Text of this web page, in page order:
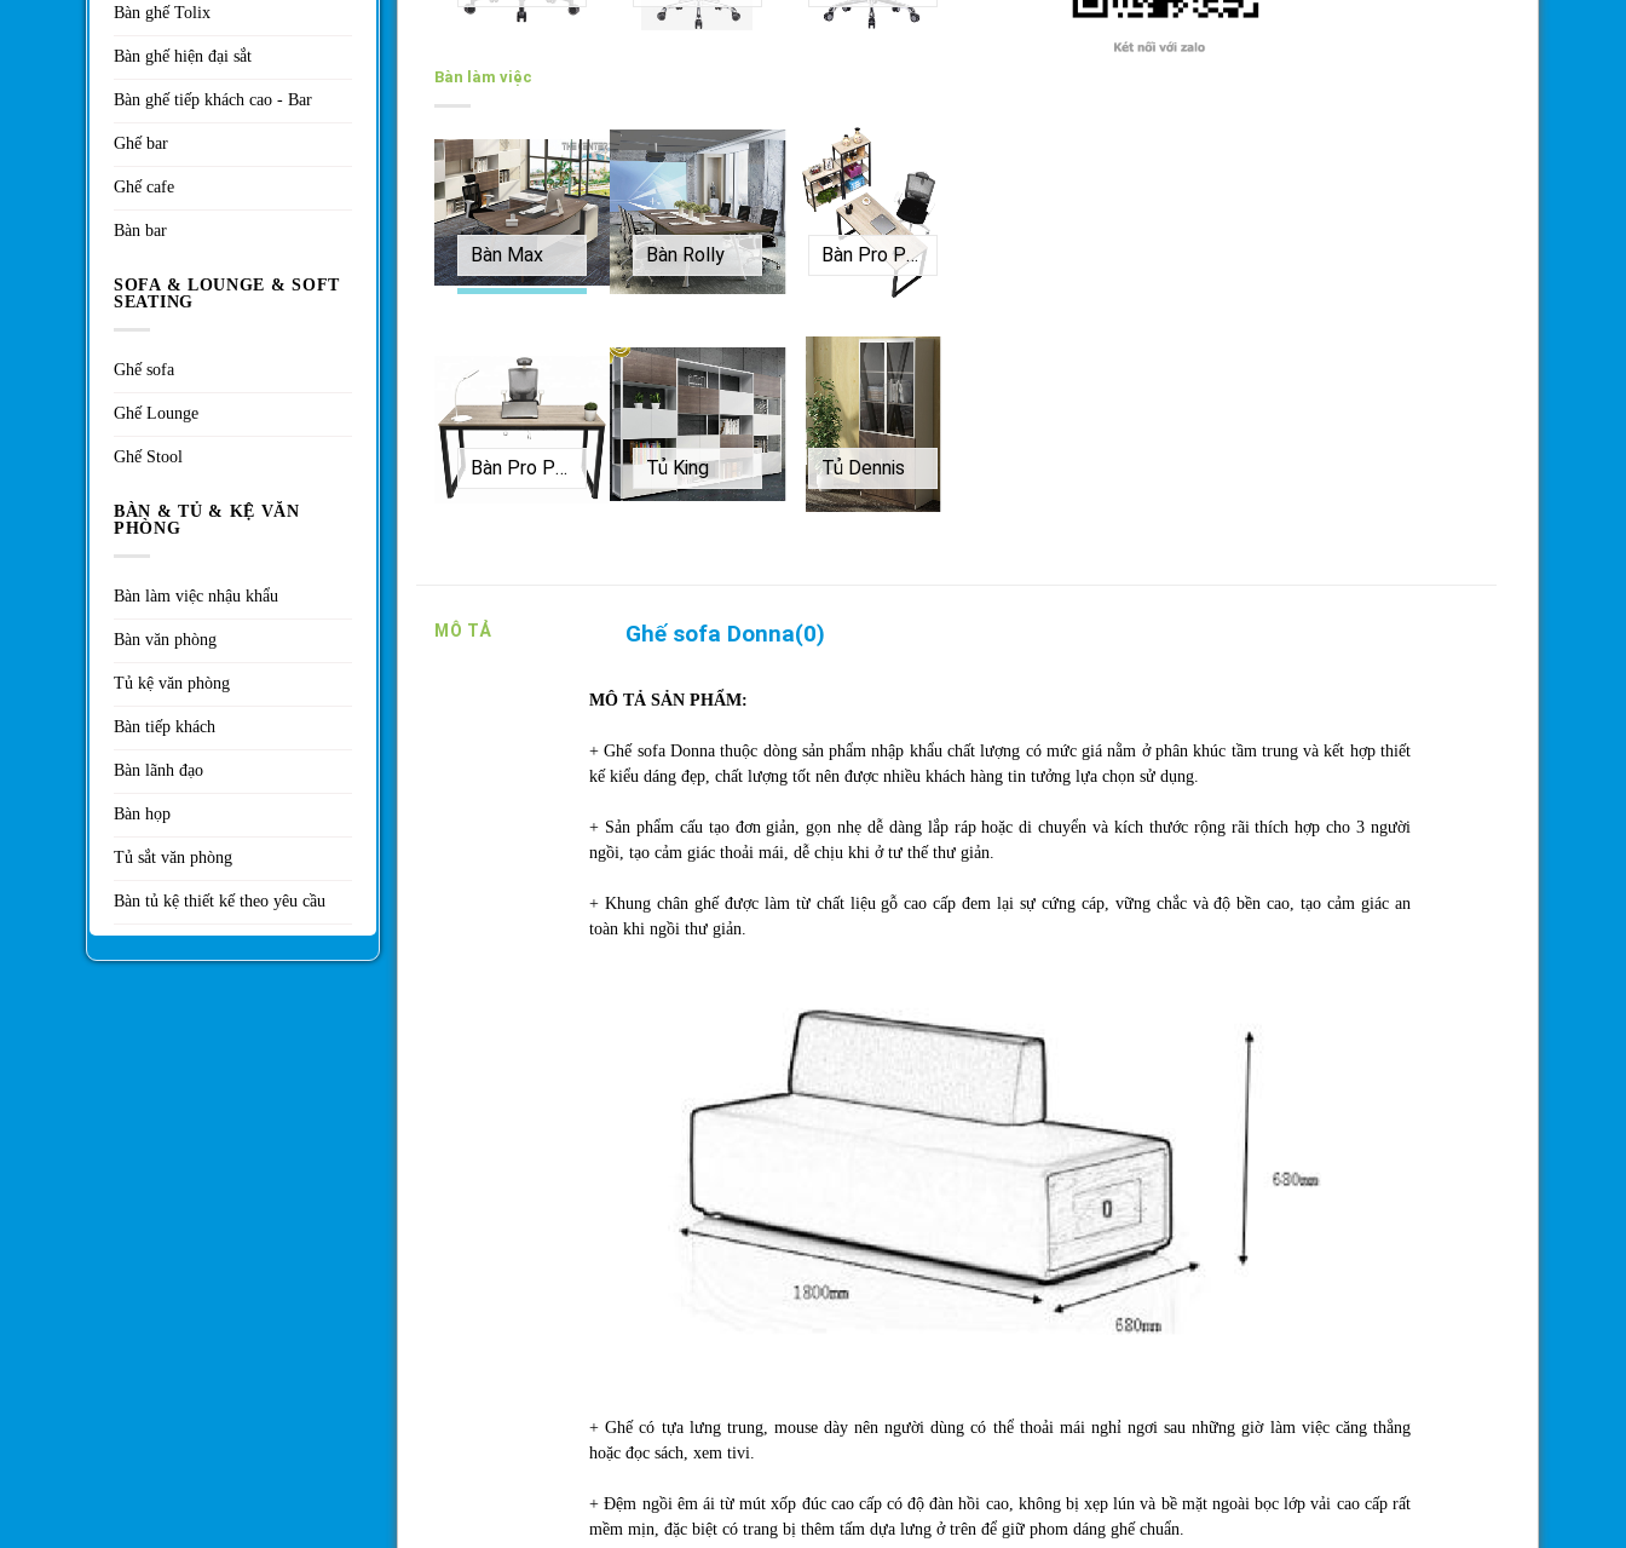
Bàn làm việc
Bàn Max Bàn Rolly Bàn Pro P1260
Bàn Pro P1470 Tủ King Tủ Dennis
MÔ TẢ Ghế sofa Donna(0)
MÔ TẢ SẢN PHẨM:
+ Ghế sofa Donna thuộc dòng sản phẩm nhập khẩu chất lượng có mức giá nằm ở phân khúc tầm trung và kết hợp thiết
kế kiểu dáng đẹp, chất lượng tốt nên được nhiều khách hàng tin tưởng lựa chọn sử dụng.
+ Sản phẩm cấu tạo đơn giản, gọn nhẹ dễ dàng lắp ráp hoặc di chuyển và kích thước rộng rãi thích hợp cho 3 người
ngồi, tạo cảm giác thoải mái, dễ chịu khi ở tư thế thư giản.
+ Khung chân ghế được làm từ chất liệu gỗ cao cấp đem lại sự cứng cáp, vững chắc và độ bền cao, tạo cảm giác an
toàn khi ngồi thư giản.
+ Ghế có tựa lưng trung, mouse dày nên người dùng có thể thoải mái nghỉ ngơi sau những giờ làm việc căng thẳng
hoặc đọc sách, xem tivi.
+ Đệm ngồi êm ái từ mút xốp đúc cao cấp có độ đàn hồi cao, không bị xẹp lún và bề mặt ngoài bọc lớp vải cao cấp rất
mềm mịn, đặc biệt có trang bị thêm tấm dựa lưng ở trên để giữ phom dáng ghế chuẩn.
Bàn ghế Tolix
Bàn ghế hiện đại sắt
Bàn ghế tiếp khách cao - Bar
Ghế bar
Ghế cafe
Bàn bar
SOFA & LOUNGE & SOFT
SEATING
Ghế sofa
Ghế Lounge
Ghế Stool
BÀN & TỦ & KỆ VĂN
PHÒNG
Bàn làm việc nhậu khẩu
Bàn văn phòng
Tủ kệ văn phòng
Bàn tiếp khách
Bàn lãnh đạo
Bàn họp
Tủ sắt văn phòng
Bàn tủ kệ thiết kế theo yêu cầu